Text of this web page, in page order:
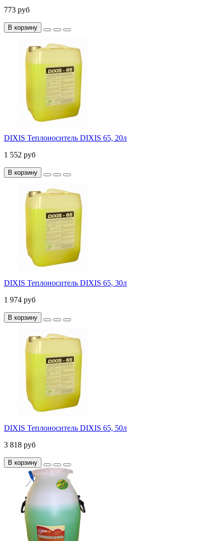
773 руб
В корзину
DIXIS Теплоноситель DIXIS 65, 20л
1 552 руб
В корзину
DIXIS Теплоноситель DIXIS 65, 30л
1 974 руб
В корзину
DIXIS Теплоноситель DIXIS 65, 50л
3 818 руб
В корзину